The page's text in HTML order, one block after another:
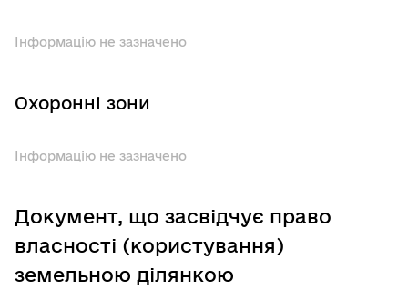
Інформацію не зазначено
Охоронні зони
Інформацію не зазначено
Документ, що засвідчує право
власності (користування)
земельною ділянкою